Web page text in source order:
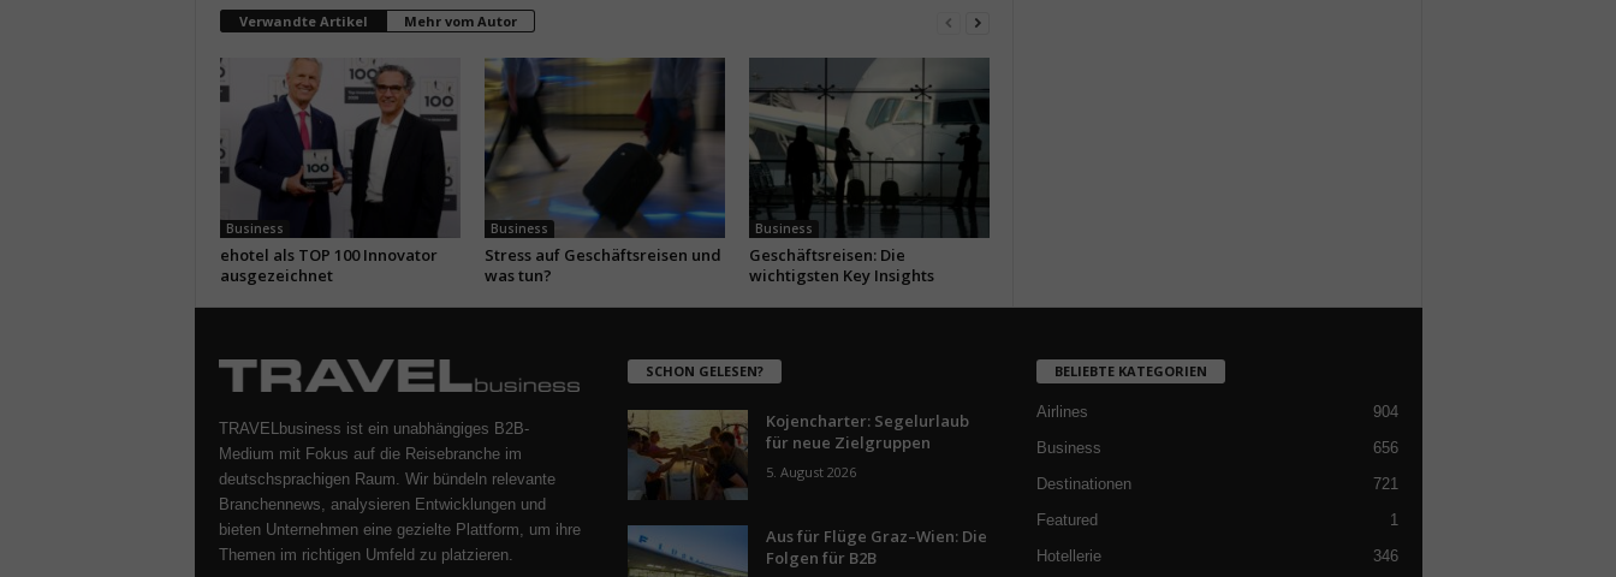
Verwandte Artikel Mehr vom Autor
Business
ehotel als TOP 100 Innovator
ausgezeichnet
Business
Stress auf Geschäftsreisen und
was tun?
Business
Geschäftsreisen: Die
wichtigsten Key Insights
TRAVELbusiness ist ein unabhängiges B2B-
Medium mit Fokus auf die Reisebranche im
deutschsprachigen Raum. Wir bündeln relevante
Branchennews, analysieren Entwicklungen und
bieten Unternehmen eine gezielte Plattform, um ihre
Themen im richtigen Umfeld zu platzieren.
SCHON GELESEN?
Kojencharter: Segelurlaub
für neue Zielgruppen
5. August 2026
Aus für Flüge Graz–Wien: Die
Folgen für B2B
BELIEBTE KATEGORIEN
Airlines
904
Business
656
Destinationen
721
Featured
1
Hotellerie
346